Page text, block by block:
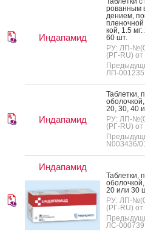
Индапамид
рован­ным
де­ни­ем,
кой, 1.5
60 шт.
РУ: ЛП-
(РГ-RU) от
ЛП-001235
Индапамид
Таб­летки,
обо­лоч­кой,
20, 30, 40
РУ: ЛП-
(РГ-RU) от
N003436/01
Индапамид
Таб­летки,
обо­лоч­кой,
20 или 30
РУ: ЛП-
(РГ-RU) от
ЛС-000739